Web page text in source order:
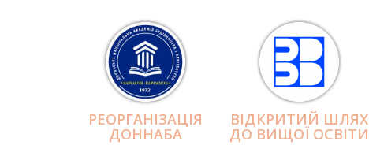
РЕОРГАНІЗАЦІЯ
ДОННАБА
ВІДКРИТИЙ ШЛЯХ
ДО ВИЩОЇ ОСВІТИ